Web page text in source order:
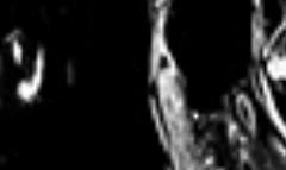
gastronomie/article/2019/11/
le-vent-en-
« Même dans la pomme de
sur le terroir et tracent leur
moins de deux ans par un